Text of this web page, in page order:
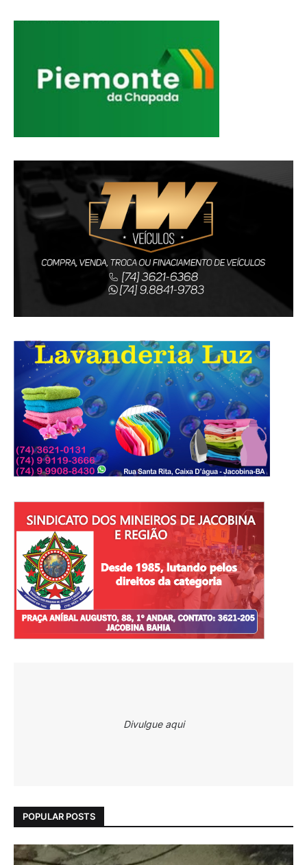
Divulgue aqui
POPULAR POSTS